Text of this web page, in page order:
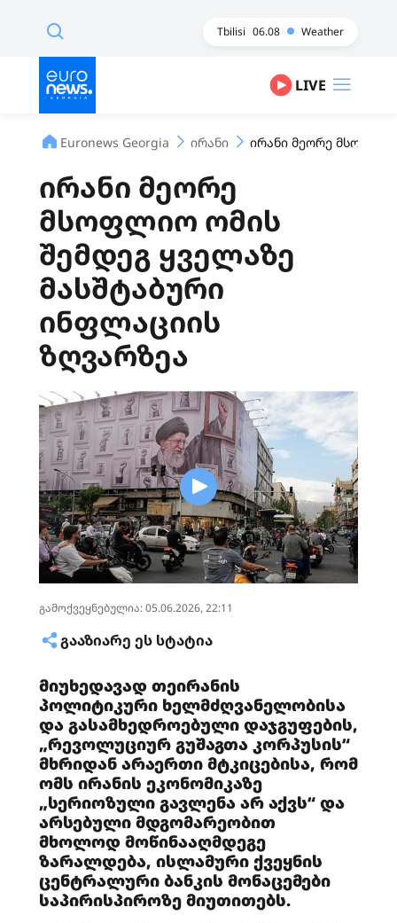
Tbilisi 06.08 Weather
LIVE
Euronews Georgia ირანი ირანი მეორე
ირანი მეორე
მსოფლიო ომის
შემდეგ ყველაზე
მასშტაბური
ინფლაციის
ზღვარზეა
გამოქვეყნებულია: 05.06.2026, 22:11
ᲒᲐᲐᲖᲘᲐᲠᲔ ᲔᲡ ᲡᲢᲐᲢᲘᲐ
მიუხედავად თეირანის
პოლიტიკური ხელმძღვანელობისა
და გასამხედროებული დაჯგუფების,
„რევოლუციურ გუშაგთა კორპუსის“
მხრიდან არაერთი მტკიცებისა, რომ
ომს ირანის ეკონომიკაზე
„სერიოზული გავლენა არ აქვს“ და
არსებული მდგომარეობით
მხოლოდ მოწინააღმდეგე
ზარალდება, ისლამური ქვეყნის
ცენტრალური ბანკის მონაცემები
საპირისპიროზე მიუთითებს.